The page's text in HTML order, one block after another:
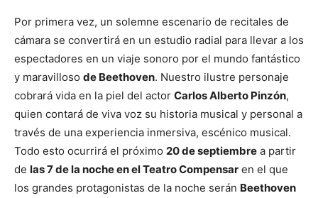
Por primera vez, un solemne escenario de recitales de
cámara se convertirá en un estudio radial para llevar a los
espectadores en un viaje sonoro por el mundo fantástico
y maravilloso de Beethoven. Nuestro ilustre personaje
cobrará vida en la piel del actor Carlos Alberto Pinzón,
quien contará de viva voz su historia musical y personal a
través de una experiencia inmersiva, escénico musical.
Todo esto ocurrirá el próximo 20 de septiembre a partir
de las 7 de la noche en el Teatro Compensar en el que
los grandes protagonistas de la noche serán Beethoven